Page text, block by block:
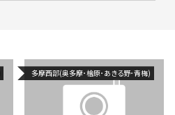
多摩西部(奥多摩･檜原･あきる野･青梅)